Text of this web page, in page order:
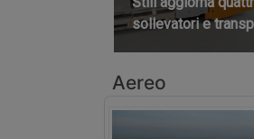
sollevatori e
Aereo